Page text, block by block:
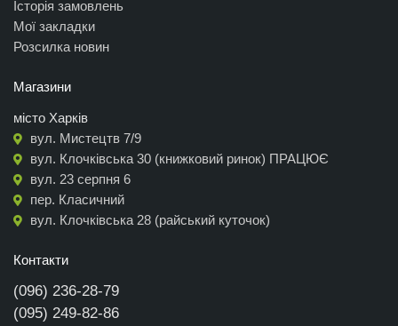
Історія замовлень
Мої закладки
Розсилка новин
Магазини
місто Харків
вул. Мистецтв 7/9
вул. Клочківська 30 (книжковий ринок) ПРАЦЮЄ
вул. 23 серпня 6
пер. Класичний
вул. Клочківська 28 (райський куточок)
Контакти
(096) 236-28-79
(095) 249-82-86